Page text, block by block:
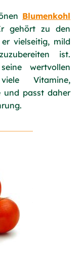
Blumenkohl
gehört zu den
vielseitig, mild
ist.
wertvollen
Vitamine,
und passt daher